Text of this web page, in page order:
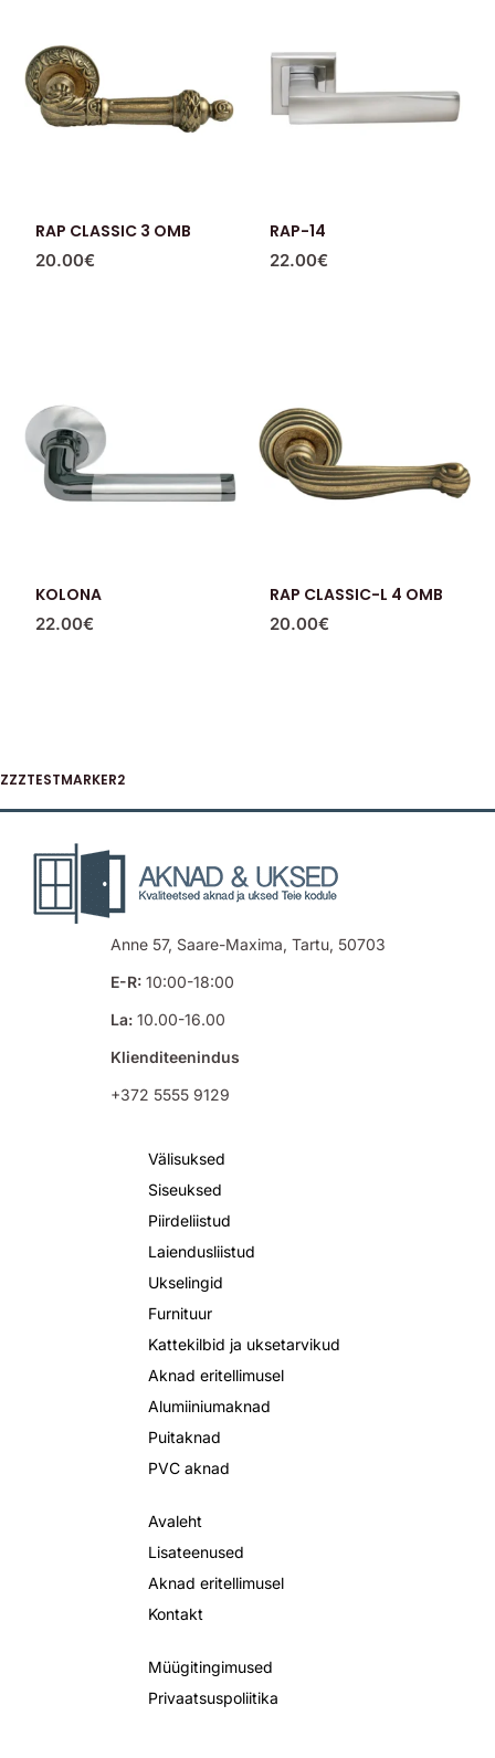
RAP CLASSIC 3 OMB
20.00€
RAP-14
22.00€
KOLONA
22.00€
RAP CLASSIC-L 4 OMB
20.00€
ZZZTESTMARKER2
Anne 57, Saare-Maxima, Tartu, 50703
E-R:10:00-18:00
La:10.00-16.00
Klienditeenindus
+372 5555 9129
Välisuksed
Siseuksed
Piirdeliistud
Laiendusliistud
Ukselingid
Furnituur
Kattekilbid ja uksetarvikud
Aknad eritellimusel
Alumiiniumaknad
Puitaknad
PVC aknad
Avaleht
Lisateenused
Aknad eritellimusel
Kontakt
Müügitingimused
Privaatsuspoliitika